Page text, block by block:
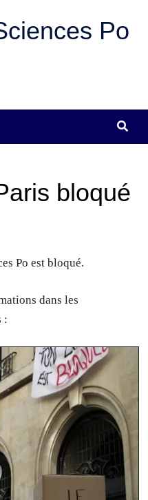
Po
bloqué
Po est bloqué.
dans les
: